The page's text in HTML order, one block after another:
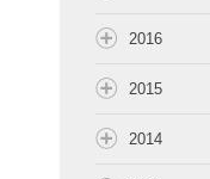
2016
2015
2014